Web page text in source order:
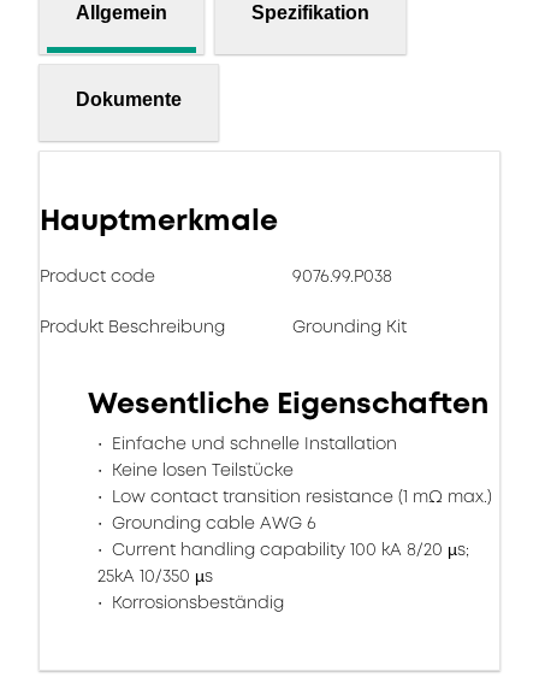
Allgemein Spezifikation
Dokumente
Hauptmerkmale
Product code 9076.99.P038
Produkt Beschreibung Grounding Kit
Wesentliche Eigenschaften
Einfache und schnelle Installation
Keine losen Teilstücke
Low contact transition resistance (1 mΩ max.)
Grounding cable AWG 6
Current handling capability 100 kA 8/20 µs;
25kA 10/350 µs
Korrosionsbeständig